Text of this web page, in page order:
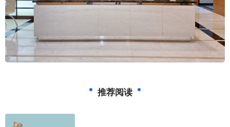
推荐阅读